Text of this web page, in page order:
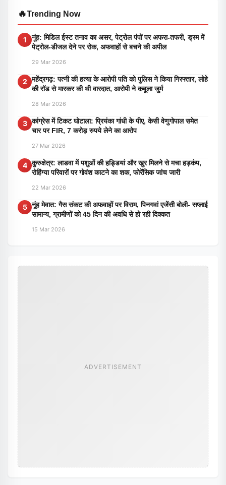
🔥Trending Now
1
नूंह: मिडिल ईस्ट तनाव का असर, पेट्रोल पंपों पर अफरा-तफरी, ड्रम में
पेट्रोल-डीजल देने पर रोक, अफवाहों से बचने की अपील
29 Mar 2026
2
महेंद्रगढ़: पत्नी की हत्या के आरोपी पति को पुलिस ने किया गिरफ्तार, लोहे
की रॉड से मारकर की थी वारदात, आरोपी ने कबूला जुर्म
28 Mar 2026
3 कांग्रेस में टिकट घोटाला: प्रियंका गांधी के पीए, केसी वेणुगोपाल समेत
चार पर FIR, 7 करोड़ रुपये लेने का आरोप
27 Mar 2026
4 कुरुक्षेत्र: लाडवा में पशुओं की हड्डियां और खुर मिलने से मचा हड़कंप,
रोहिंग्या परिवारों पर गोवंश काटने का शक, फोरेंसिक जांच जारी
22 Mar 2026
5 नूंह मेवात: गैस संकट की अफवाहों पर विराम, पिनगवां एजेंसी बोली- सप्लाई
सामान्य, ग्रामीणों को 45 दिन की अवधि से हो रही दिक्कत
15 Mar 2026
ADVERTISEMENT